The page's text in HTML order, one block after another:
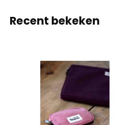
Recent bekeken